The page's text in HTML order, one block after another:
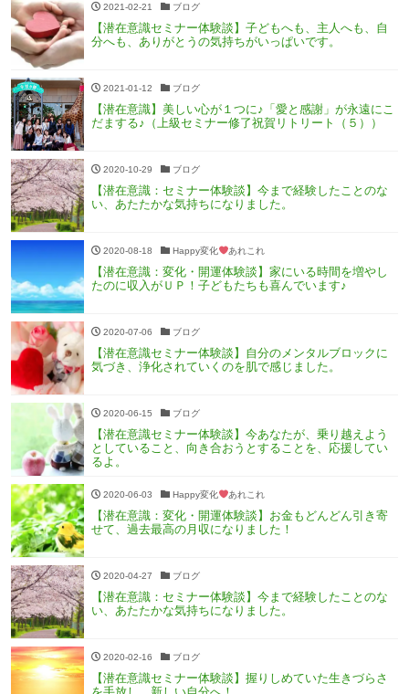
2021-02-21 ブログ
【潜在意識セミナー体験談】子どもへも、主人へも、自
分へも、ありがとうの気持ちがいっぱいです。
2021-01-12 ブログ
【潜在意識】美しい心が１つに♪「愛と感謝」が永遠にこ
だまする♪（上級セミナー修了祝賀リトリート（５））
2020-10-29 ブログ
【潜在意識：セミナー体験談】今まで経験したことのな
い、あたたかな気持ちになりました。
2020-08-18 Happy変化 あれこれ
【潜在意識：変化・開運体験談】家にいる時間を増やし
たのに収入がＵＰ！子どもたちも喜んでいます♪
2020-07-06 ブログ
【潜在意識セミナー体験談】自分のメンタルブロックに
気づき、浄化されていくのを肌で感じました。
2020-06-15 ブログ
【潜在意識セミナー体験談】今あなたが、乗り越えよう
としていること、向き合おうとすることを、応援してい
るよ。
2020-06-03 Happy変化 あれこれ
【潜在意識：変化・開運体験談】お金もどんどん引き寄
せて、過去最高の月収になりました！
2020-04-27 ブログ
【潜在意識：セミナー体験談】今まで経験したことのな
い、あたたかな気持ちになりました。
2020-02-16 ブログ
【潜在意識セミナー体験談】握りしめていた生きづらさ